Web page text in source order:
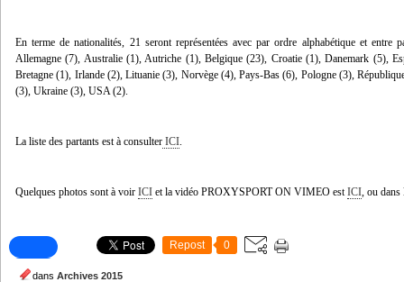
En terme de nationalités, 21 seront représentées avec par ordre alphabétique et entre
Allemagne (7), Australie (1), Autriche (1), Belgique (23), Croatie (1), Danemark (5),
Bretagne (1), Irlande (2), Lituanie (3), Norvège (4), Pays-Bas (6), Pologne (3),
(3), Ukraine (3), USA (2).
La liste des partants est à consulter ICI.
Quelques photos sont à voir ICI et la vidéo PROXYSPORT ON VIMEO estICI, ou
Repost 0
dans Archives 2015